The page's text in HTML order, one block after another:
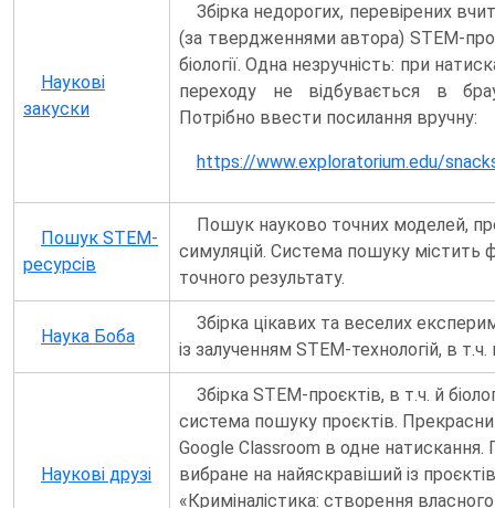
Наукові
закуски
Збірка недорогих, перевірених
(за твердженнями автора) STEM-
біології. Одна незручність: при
переходу не відбувається в
Потрібно ввести посилання вручну:
https://www.exploratorium.edu/
Пошук STEM-
ресурсів
Пошук науково точних моделей,
симуляцій. Система пошуку містить
точного результату.
Наука Боба
Збірка цікавих та веселих
із залученням STEM-технологій, в т.ч. й
Наукові друзі
Збірка STEM-проєктів, в т.ч. й
система пошуку проєктів.
Google Classroom в одне натискання.
вибране на найяскравіший із проєктів
«Криміналістика: створення